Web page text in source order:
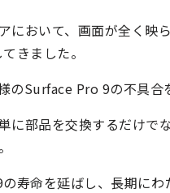
において、画面が全く映
きました。
のSurface Pro 9の不具合
に部品を交換するだけでな
。
寿命を延ばし、長期にわ